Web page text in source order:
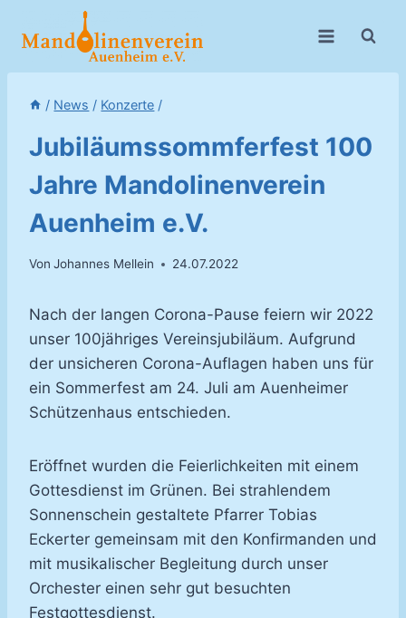
Inhalt
/ News / Konzerte /
Jubiläumssommferfest 100
Jahre Mandolinenverein
Auenheim e.V.
Von Johannes Mellein 24.07.2022
Nach der langen Corona-Pause feiern wir 2022
unser 100jähriges Vereinsjubiläum. Aufgrund
der unsicheren Corona-Auflagen haben uns für
ein Sommerfest am 24. Juli am Auenheimer
Schützenhaus entschieden.
Eröffnet wurden die Feierlichkeiten mit einem
Gottesdienst im Grünen. Bei strahlendem
Sonnenschein gestaltete Pfarrer Tobias
Eckerter gemeinsam mit den Konfirmanden und
mit musikalischer Begleitung durch unser
Orchester einen sehr gut besuchten
Festgottesdienst.